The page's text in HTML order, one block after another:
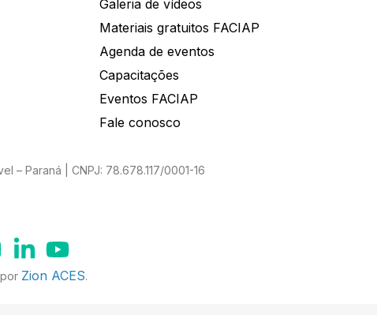
Galeria de vídeos
Materiais gratuitos FACIAP
Agenda de eventos
Capacitações
Eventos FACIAP
Fale conosco
– Paraná | CNPJ: 78.678.117/0001-16
Zion ACES.